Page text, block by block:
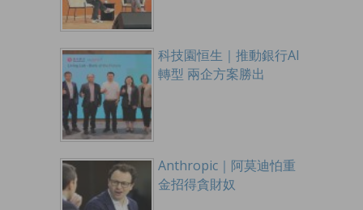
科技園恒生｜推動銀行AI
轉型 兩企方案勝出
Anthropic｜阿莫迪怕重
金招得貪財奴